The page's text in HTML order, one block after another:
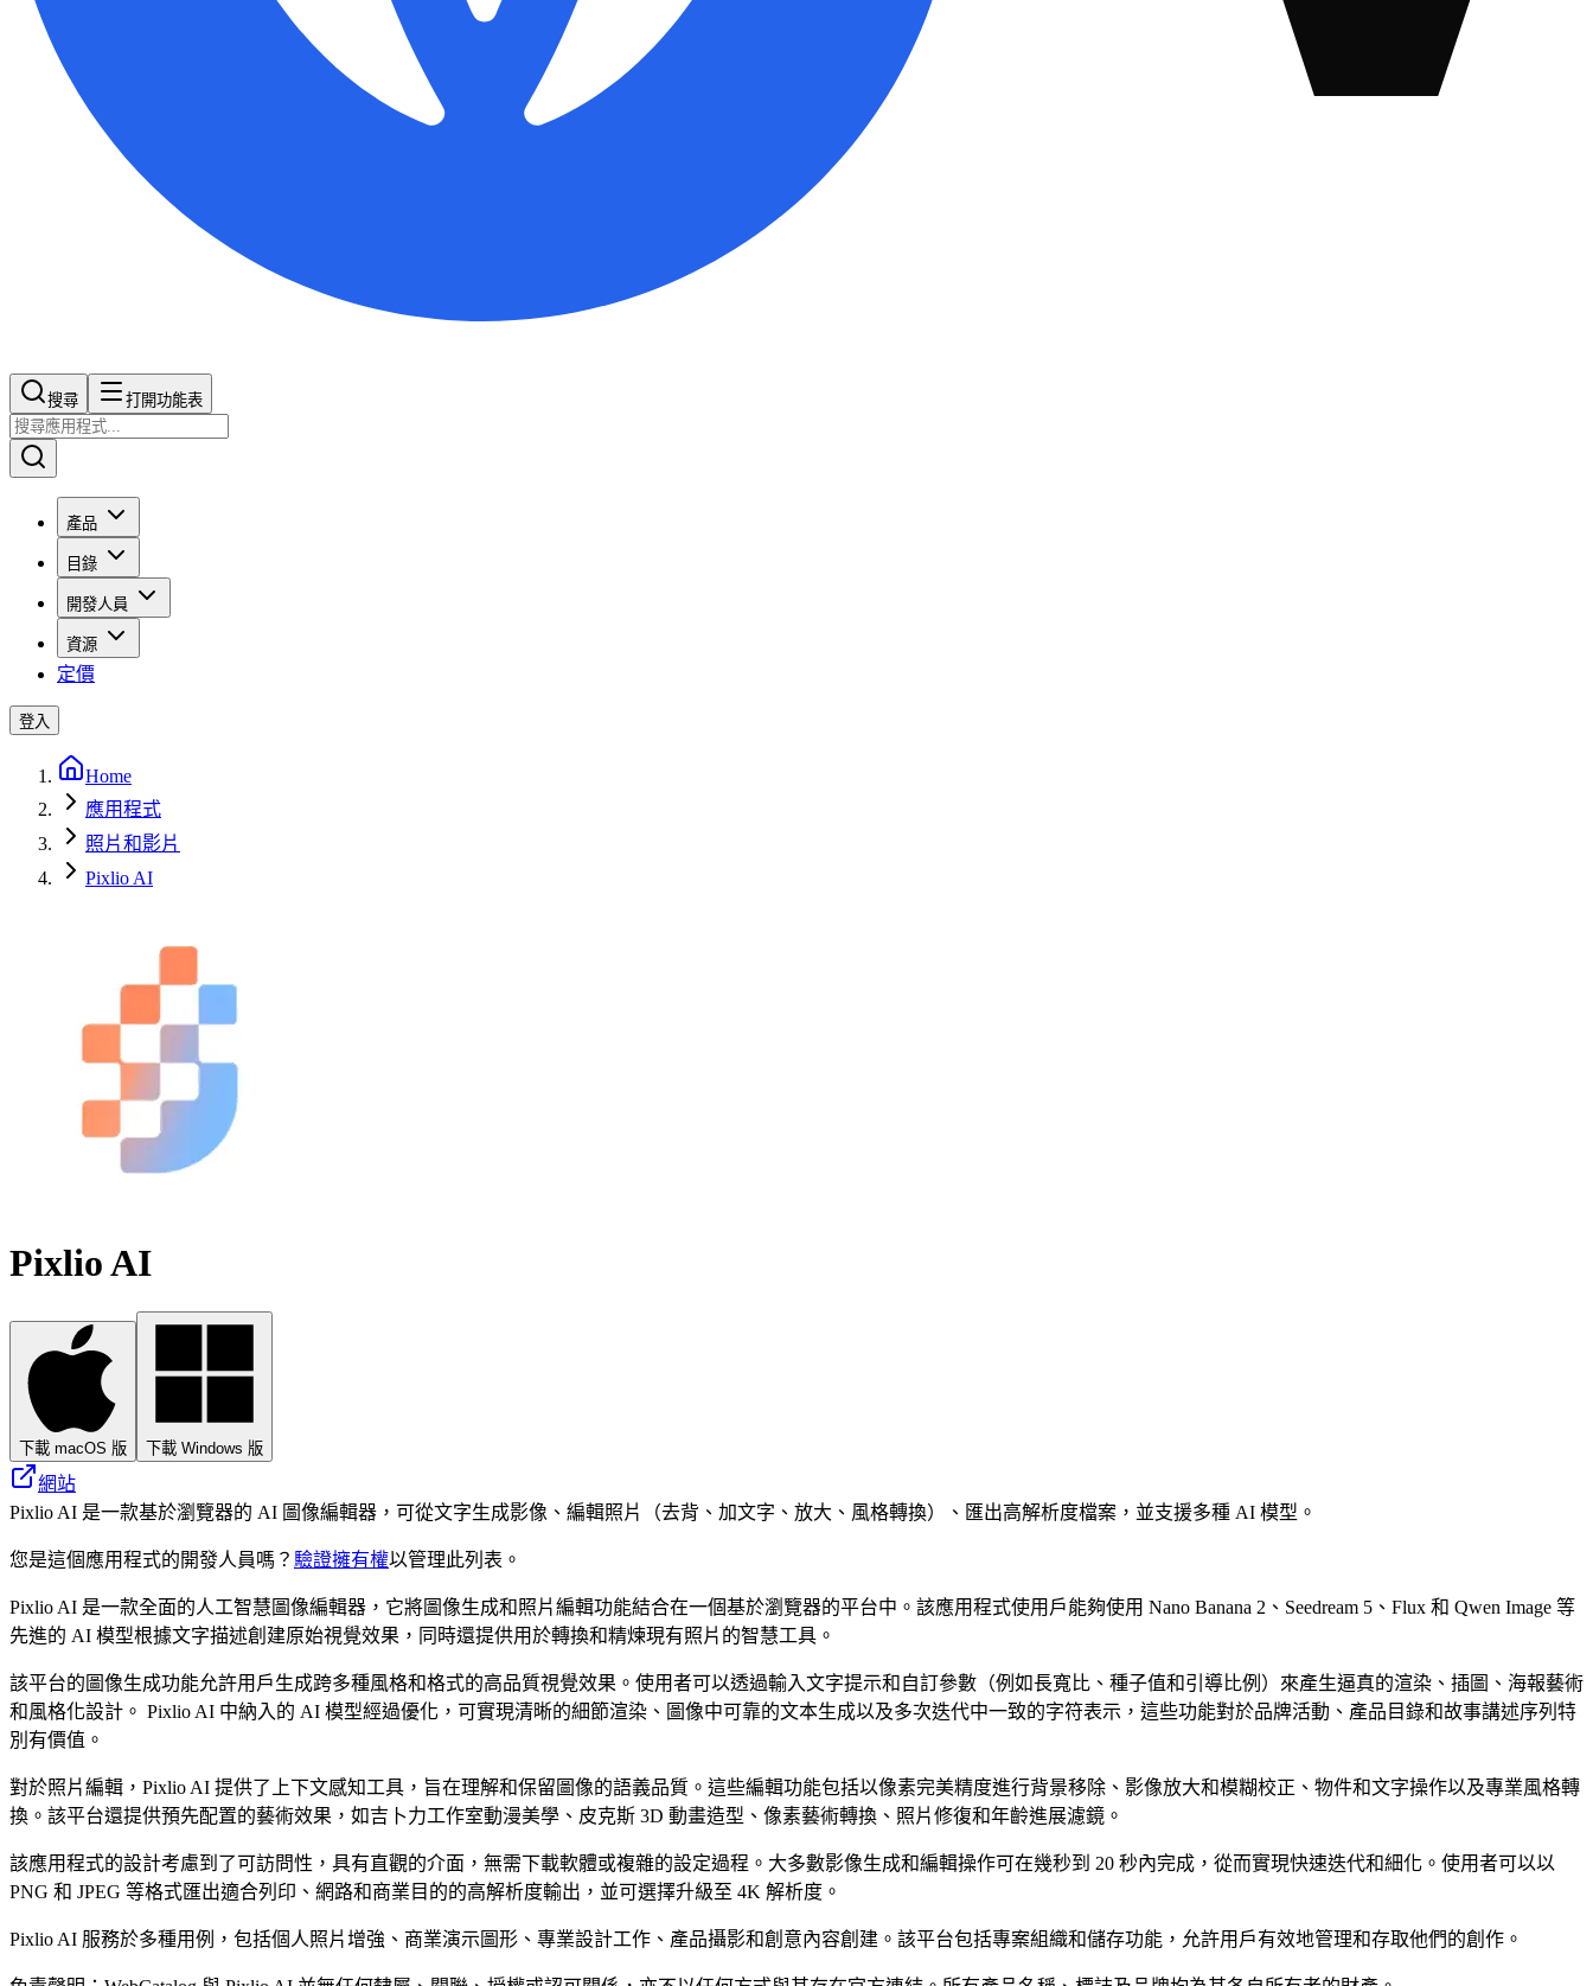
搜尋​​​​ 打開功能表
產品
目錄
開發人員
資源
定價
登入
Home
應用程式
照片和影片
Pixlio AI
Pixlio AI
下載 macOS 版 下載 Windows 版
網站
Pixlio AI 是一款基於瀏覽器的 AI 圖像編輯器，可從文字生成影像、編輯照片（去背、加文字、放大、風格轉換）、匯出高解析度檔案，並支援多種 AI 模型。
您是這個應用程式的開發人員嗎？ 驗證擁有權以管理此列表。
Pixlio AI 是一款全面的人工智慧圖像編輯器，它將圖像生成和照片編輯功能結合在一個基於瀏覽器的平台中。該應用程式使用戶能夠使用 Nano Banana 2、Seedream 5、Flux 和 Qwen Image 等
先進的 AI 模型根據文字描述創建原始視覺效果，同時還提供用於轉換和精煉現有照片的智慧工具。
該平台的圖像生成功能允許用戶生成跨多種風格和格式的高品質視覺效果。使用者可以透過輸入文字提示和自訂參數（例如長寬比、種子值和引導比例）來產生逼真的渲染、插圖、海報藝術
和風格化設計。 Pixlio AI 中納入的 AI 模型經過優化，可實現清晰的細節渲染、圖像中可靠的文本生成以及多次迭代中一致的字符表示，這些功能對於品牌活動、產品目錄和故事講述序列特
別有價值。
對於照片編輯，Pixlio AI 提供了上下文感知工具，旨在理解和保留圖像的語義品質。這些編輯功能包括以像素完美精度進行背景移除、影像放大和模糊校正、物件和文字操作以及專業風格轉
換。該平台還提供預先配置的藝術效果，如吉卜力工作室動漫美學、皮克斯 3D 動畫造型、像素藝術轉換、照片修復和年齡進展濾鏡。
該應用程式的設計考慮到了可訪問性，具有直觀的介面，無需下載軟體或複雜的設定過程。大多數影像生成和編輯操作可在幾秒到 20 秒內完成，從而實現快速迭代和細化。使用者可以以
PNG 和 JPEG 等格式匯出適合列印、網路和商業目的的高解析度輸出，並可選擇升級至 4K 解析度。
Pixlio AI 服務於多種用例，包括個人照片增強、商業演示圖形、專業設計工作、產品攝影和創意內容創建。該平台包括專案組織和儲存功能，允許用戶有效地管理和存取他們的創作。